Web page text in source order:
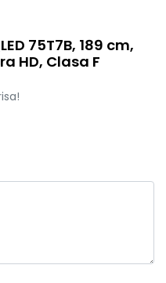
75T7B, 189 cm,
HD, Clasa F